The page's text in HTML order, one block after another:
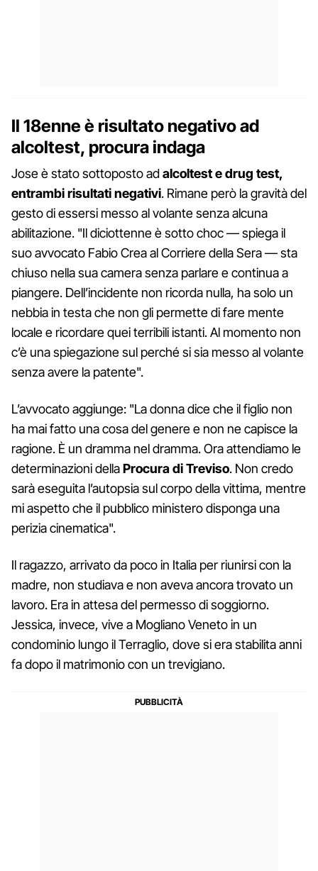
Il 18enne è risultato negativo ad
alcoltest, procura indaga
Jose è stato sottoposto adalcoltest e drug test,
entrambi risultati negativi. Rimane però la gravità del
gesto di essersi messo al volante senza alcuna
abilitazione. "Il diciottenne è sotto choc — spiega il
suo avvocato Fabio Crea al Corriere della Sera — sta
chiuso nella sua camera senza parlare e continua a
piangere. Dell’incidente non ricorda nulla, ha solo un
nebbia in testa che non gli permette di fare mente
locale e ricordare quei terribili istanti. Al momento non
c’è una spiegazione sul perché si sia messo al volante
senza avere la patente".
L’avvocato aggiunge: "La donna dice che il figlio non
ha mai fatto una cosa del genere e non ne capisce la
ragione. È un dramma nel dramma. Ora attendiamo le
determinazioni dellaProcura di Treviso. Non credo
sarà eseguita l’autopsia sul corpo della vittima, mentre
mi aspetto che il pubblico ministero disponga una
perizia cinematica".
Il ragazzo, arrivato da poco in Italia per riunirsi con la
madre, non studiava e non aveva ancora trovato un
lavoro. Era in attesa del permesso di soggiorno.
Jessica, invece, vive a Mogliano Veneto in un
condominio lungo il Terraglio, dove si era stabilita anni
fa dopo il matrimonio con un trevigiano.